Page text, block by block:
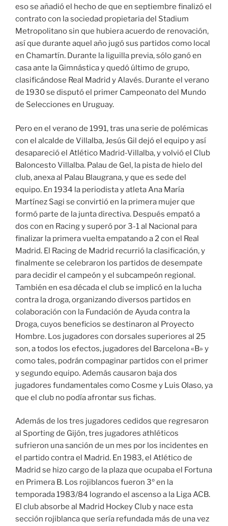
eso se añadió el hecho de que en septiembre finalizó el
contrato con la sociedad propietaria del Stadium
Metropolitano sin que hubiera acuerdo de renovación,
así que durante aquel año jugó sus partidos como local
en Chamartín. Durante la liguilla previa, sólo ganó en
casa ante la Gimnástica y quedó último de grupo,
clasificándose Real Madrid y Alavés. Durante el verano
de 1930 se disputó el primer Campeonato del Mundo
de Selecciones en Uruguay.
Pero en el verano de 1991, tras una serie de polémicas
con el alcalde de Villalba, Jesús Gil dejó el equipo y así
desapareció el Atlético Madrid-Villalba, y volvió el Club
Baloncesto Villalba. Palau de Gel, la pista de hielo del
club, anexa al Palau Blaugrana, y que es sede del
equipo. En 1934 la periodista y atleta Ana María
Martínez Sagi se convirtió en la primera mujer que
formó parte de la junta directiva. Después empató a
dos con en Racing y superó por 3-1 al Nacional para
finalizar la primera vuelta empatando a 2 con el Real
Madrid. El Racing de Madrid recurrió la clasificación, y
finalmente se celebraron los partidos de desempate
para decidir el campeón y el subcampeón regional.
También en esa década el club se implicó en la lucha
contra la droga, organizando diversos partidos en
colaboración con la Fundación de Ayuda contra la
Droga, cuyos beneficios se destinaron al Proyecto
Hombre. Los jugadores con dorsales superiores al 25
son, a todos los efectos, jugadores del Barcelona «B» y
como tales, podrán compaginar partidos con el primer
y segundo equipo. Además causaron baja dos
jugadores fundamentales como Cosme y Luis Olaso, ya
que el club no podía afrontar sus fichas.
Además de los tres jugadores cedidos que regresaron
al Sporting de Gijón, tres jugadores athléticos
sufrieron una sanción de un mes por los incidentes en
el partido contra el Madrid. En 1983, el Atlético de
Madrid se hizo cargo de la plaza que ocupaba el Fortuna
en Primera B. Los rojiblancos fueron 3º en la
temporada 1983/84 logrando el ascenso a la Liga ACB.
El club absorbe al Madrid Hockey Club y nace esta
sección rojiblanca que sería refundada más de una vez